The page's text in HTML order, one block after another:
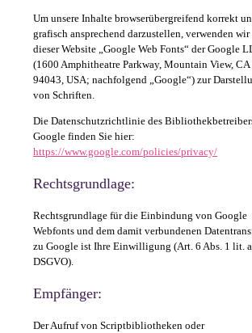
Um unsere Inhalte browserübergreifend korrekt
grafisch ansprechend darzustellen, verwenden wir
dieser Website „Google Web Fonts“ der Google
(1600 Amphitheatre Parkway, Mountain View, CA
94043, USA; nachfolgend „Google“) zur
von Schriften.
Die Datenschutzrichtlinie des
Google finden Sie hier:
https://www.google.com/policies/privacy/
Rechtsgrundlage:
Rechtsgrundlage für die Einbindung von Google
Webfonts und dem damit verbundenen
zu Google ist Ihre Einwilligung (Art. 6 Abs. 1 lit. a
DSGVO).
Empfänger:
Der Aufruf von Scriptbibliotheken oder